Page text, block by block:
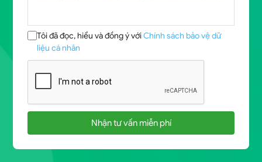
Tôi đã đọc, hiểu và đồng ý vớiChính sách bảo vệ dữ
liệu cá nhân
Nhận tư vấn miễn phí